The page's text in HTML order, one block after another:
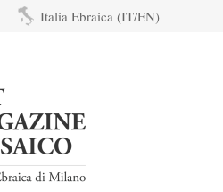
Italia Ebraica (IT/EN)